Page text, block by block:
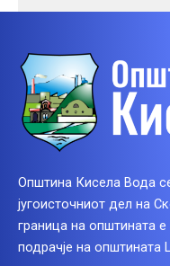
Општина Кисела Вода
југоисточниот дел на
граница на општината
подрачје на општината